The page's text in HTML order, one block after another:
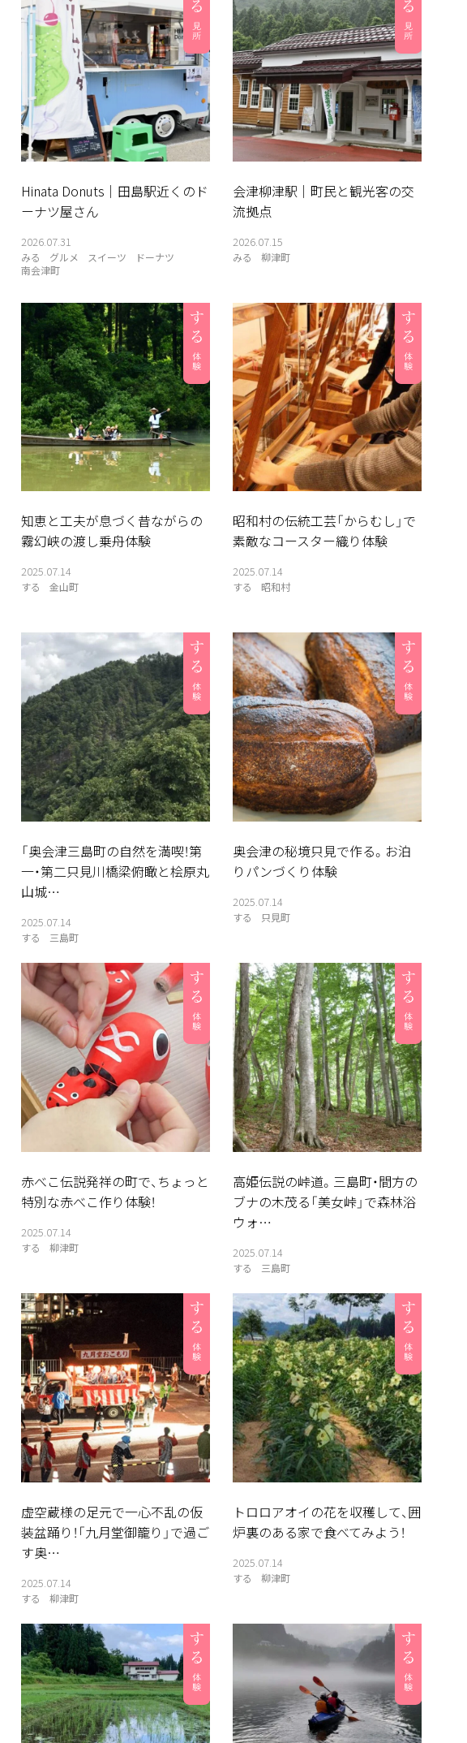
奥会津
伝言板
みる
Hinata Donuts｜田島駅近くのド
ーナツ屋さん
2026.07.31
みる グルメ スイーツ
ドーナツ
南会津町
会津柳津駅｜町民と観光客の交
流拠点
2026.07.15
みる 柳津町
知恵と工夫が息づく昔ながらの
霧幻峡の渡し乗舟体験
2025.07.14
する 金山町
昭和村の伝統工芸「からむし」で
素敵なコースター織り体験
2025.07.14
する 昭和村
「奥会津三島町の自然を満喫！第
一・第二只見川橋梁俯瞰と桧原丸
山城…
2025.07.14
する 三島町
奥会津の秘境只見で作る。お泊
りパンづくり体験
2025.07.14
する 只見町
赤べこ伝説発祥の町で、ちょっと
特別な赤べこ作り体験！
2025.07.14
する 柳津町
高姫伝説の峠道。三島町・間方の
ブナの木茂る「美女峠」で森林浴
ウォ…
2025.07.14
する 三島町
虚空蔵様の足元で一心不乱の仮
装盆踊り！「九月堂御籠り」で過ご
す奥…
2025.07.14
する 柳津町
トロロアオイの花を収穫して、囲
炉裏のある家で食べてみよう！
2025.07.14
する 柳津町